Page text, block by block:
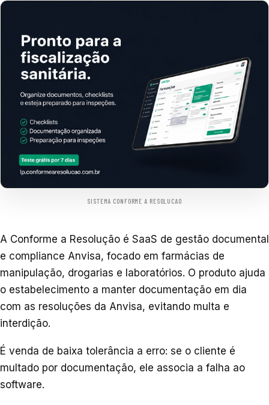
SISTEMA CONFORME A RESOLUCAO
A Conforme a Resolução é SaaS de gestão documental
e compliance Anvisa, focado em farmácias de
manipulação, drogarias e laboratórios. O produto ajuda
o estabelecimento a manter documentação em dia
com as resoluções da Anvisa, evitando multa e
interdição.
É venda de baixa tolerância a erro: se o cliente é
multado por documentação, ele associa a falha ao
software.